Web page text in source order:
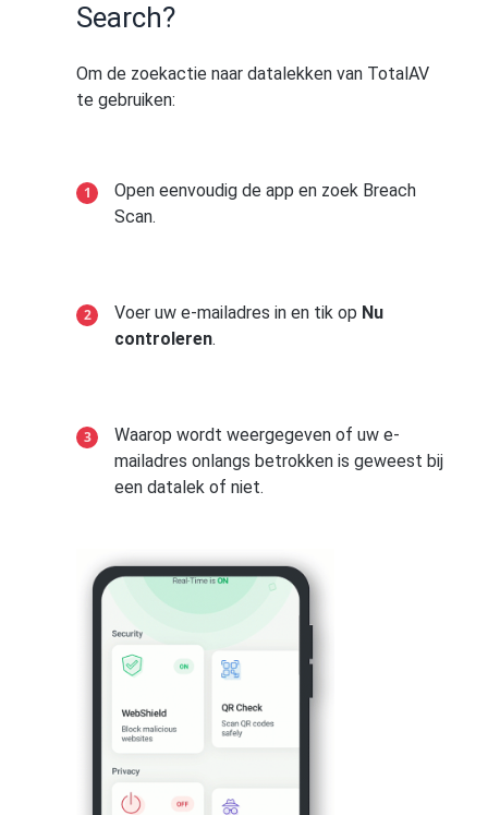
Search?
Om de zoekactie naar datalekken van TotalAV
te gebruiken:
Open eenvoudig de app en zoek Breach
Scan.
Voer uw e-mailadres in en tik op Nu
controleren.
Waarop wordt weergegeven of uw e-
mailadres onlangs betrokken is geweest bij
een datalek of niet.